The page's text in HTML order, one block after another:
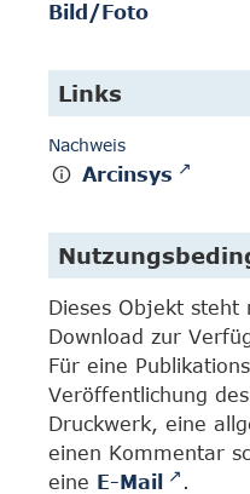
Bild/Foto
Links
Nachweis
Arcinsys
Dieses Objekt steht
Download zur
Für eine
Veröffentlichung
Druckwerk, eine
einen Kommentar
eine E-Mail
.